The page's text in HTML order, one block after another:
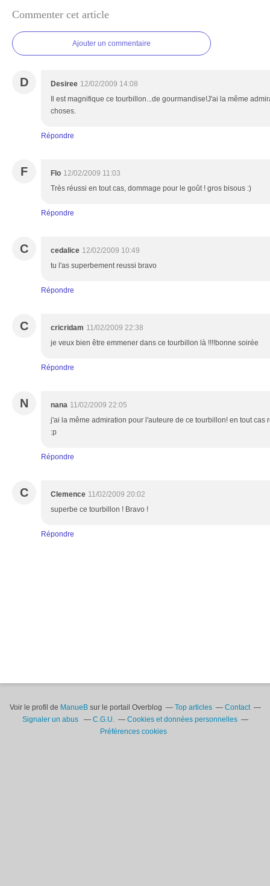
Commenter cet article
Ajouter un commentaire
D Desiree 12/02/2009 14:08
Il est magnifique ce tourbillon...de gourmandise!J'ai la même
choses.
Répondre
F Flo 12/02/2009 11:03
Très réussi en tout cas, dommage pour le goût ! gros bisous :)
Répondre
C cedalice 12/02/2009 10:49
tu l'as superbement reussi bravo
Répondre
C cricridam 11/02/2009 22:38
je veux bien être emmener dans ce tourbillon là !!!!bonne soirée
Répondre
N nana 11/02/2009 22:05
j'ai la même admiration pour l'auteure de ce tourbillon! en tout cas
:p
Répondre
C Clemence 11/02/2009 20:02
superbe ce tourbillon ! Bravo !
Répondre
Voir le profil de ManueBsur le portail Overblog Top articles
Contact
Signaler un abus
C.G.U.
Cookies et données personnelles
Préférences cookies